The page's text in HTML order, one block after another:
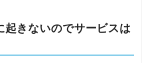
起きないのでサービスは